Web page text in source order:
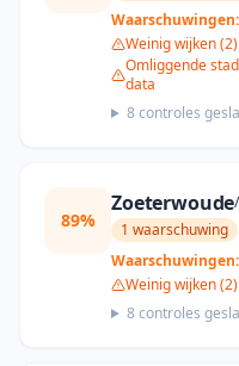
Waarschuwingen:
Weinig wijken (2)
Omliggende
data
8controles
89%
Zoeterwoude
1 waarschuwing
Waarschuwingen:
Weinig wijken (2)
8controles